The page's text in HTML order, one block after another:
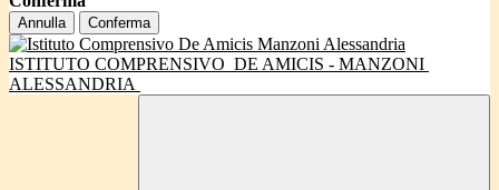
Annulla Conferma
ISTITUTO COMPRENSIVO DE AMICIS - MANZONI
ALESSANDRIA